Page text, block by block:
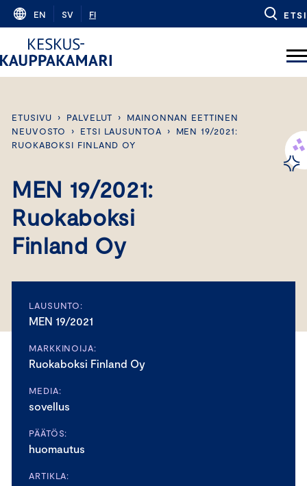
Skip
content
EN SV FI ETSI
ETUSIVU › PALVELUT ›
MAINONNAN EETTINEN
NEUVOSTO
› ETSI LAUSUNTOA ›
MEN 19/2021:
RUOKABOKSI FINLAND OY
MEN 19/2021:
Ruokaboksi
Finland Oy
LAUSUNTO:
MEN 19/2021
MARKKINOIJA:
Ruokaboksi Finland Oy
MEDIA:
sovellus
PÄÄTÖS:
huomautus
ARTIKLA: